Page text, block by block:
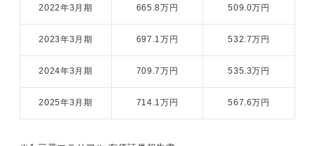
2022年3月期 665.8万円 509.0万円
2023年3月期 697.1万円 532.7万円
2024年3月期 709.7万円 535.3万円
2025年3月期 714.1万円 567.6万円